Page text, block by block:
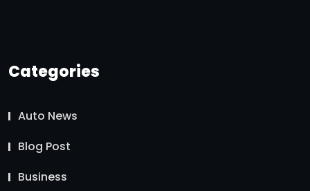
Categories
Auto News
Blog Post
Business